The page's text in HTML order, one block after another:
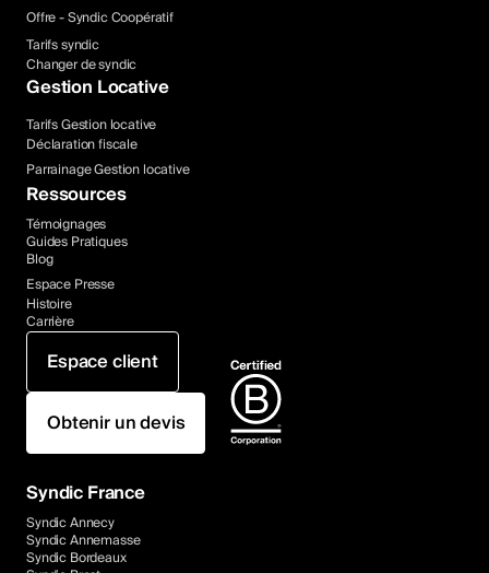
Offre - Syndic Coopératif
Tarifs syndic
Changer de syndic
Gestion Locative
Tarifs Gestion locative
Déclaration fiscale
Parrainage Gestion locative
Ressources
Témoignages
Guides Pratiques
Blog
Espace Presse
Histoire
Carrière
Espace client
Obtenir un devis
Syndic France
Syndic Annecy
Syndic Annemasse
Syndic Bordeaux